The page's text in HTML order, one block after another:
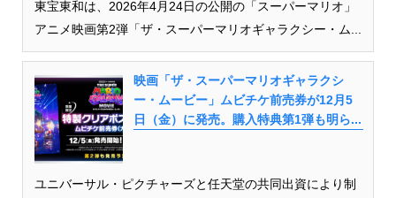
東宝東和は、2026年4月24日の公開の「スーパーマリオ」
アニメ映画第2弾「ザ・スーパーマリオギャラクシー・ム...
映画「ザ・スーパーマリオギャラクシ
ー・ムービー」ムビチケ前売券が12月5
日（金）に発売。購入特典第1弾も明ら...
ユニバーサル・ピクチャーズと任天堂の共同出資により制